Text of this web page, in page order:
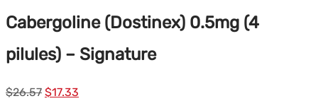
Cabergoline (Dostinex) 0.5mg (4
pilules) – Signature
$26.57 Le
$17.33